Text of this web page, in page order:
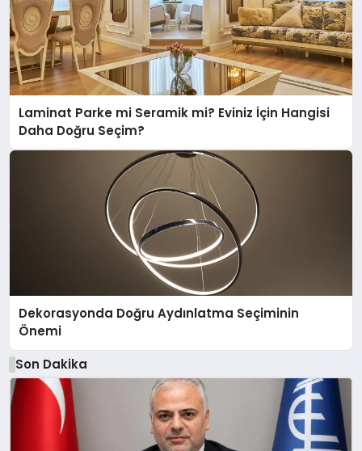
Laminat Parke mi Seramik mi? Eviniz İçin Hangisi
Daha Doğru Seçim?
Dekorasyonda Doğru Aydınlatma Seçiminin
Önemi
Son Dakika